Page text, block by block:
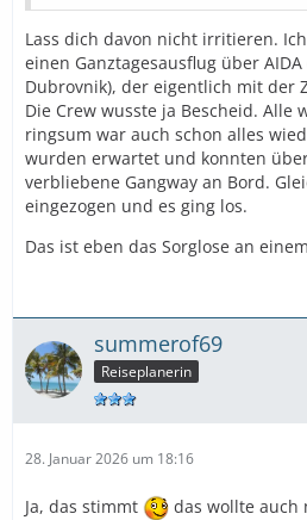
Lass dich davon nicht irritieren.
einen Ganztagesausflug über
Dubrovnik), der eigentlich mit der
Die Crew wusste ja Bescheid. Alle
ringsum war auch schon alles
wurden erwartet und konnten
verbliebene Gangway an Bord.
eingezogen und es ging los.
Das ist eben das Sorglose an
summerof69
Reiseplanerin
28. Januar 2026 um 18:16
Ja, das stimmt
das wollte auch